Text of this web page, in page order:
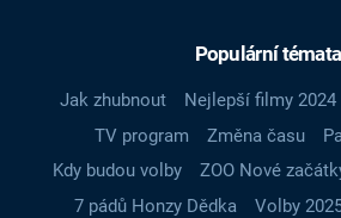
Populární témata
Jak zhubnout Nejlepší filmy 2024
TV program
Změna času
Kdy budou volby
ZOO Nové
7 pádů Honzy Dědka
Volby